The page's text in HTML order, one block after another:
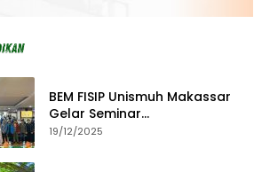
BEM FISIP Unismuh Makassar
Gelar Seminar
Keperempuanan, Bahas
19/12/2025